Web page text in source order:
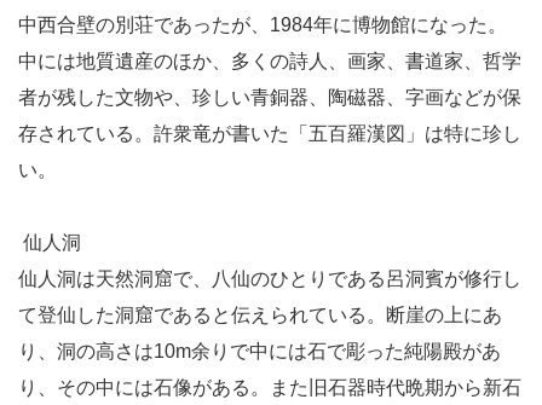
中西合壁の別荘であったが、1984年に博物館になった。
中には地質遺産のほか、多くの詩人、画家、書道家、哲学
者が残した文物や、珍しい青銅器、陶磁器、字画などが保
存されている。許衆竜が書いた「五百羅漢図」は特に珍し
い。
仙人洞
仙人洞は天然洞窟で、八仙のひとりである呂洞賓が修行し
て登仙した洞窟であると伝えられている。断崖の上にあ
り、洞の高さは10m余りで中には石で彫った純陽殿があ
り、その中には石像がある。また旧石器時代晩期から新石